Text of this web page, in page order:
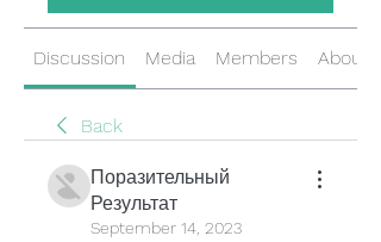
Discussion Media Members About
Back
Поразительный
Результат
September 14, 2023